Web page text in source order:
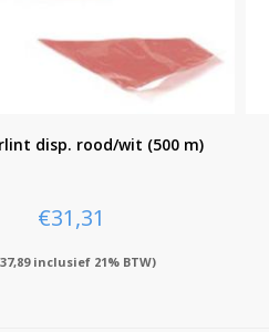
disp. rood/wit (500 m)
€31,31
37,89inclusief 21% BTW)